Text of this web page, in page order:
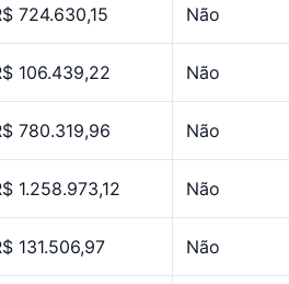
724.630,15 Não
106.439,22 Não
780.319,96 Não
1.258.973,12 Não
131.506,97 Não